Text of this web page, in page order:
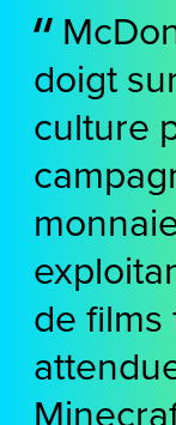
doigt
culture
de films